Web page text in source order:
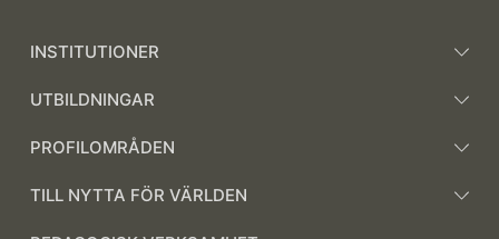
INSTITUTIONER
UTBILDNINGAR
PROFILOMRÅDEN
TILL NYTTA FÖR VÄRLDEN